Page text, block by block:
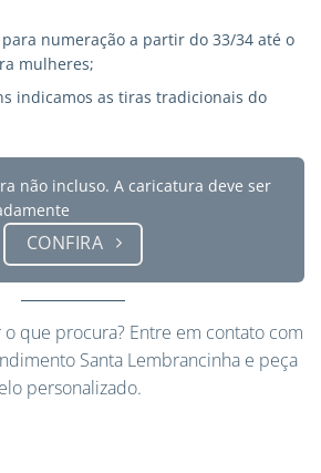
numeração a partir do 33/34 até o
mulheres;
indicamos as tiras tradicionais do
não incluso. A caricatura deve ser
CONFIRA
o que procura? Entre em contato com
Santa Lembrancinha e peça
personalizado.